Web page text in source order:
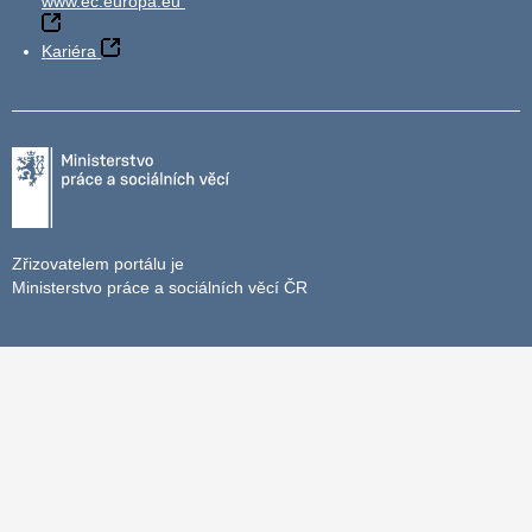
Kariéra
Zřizovatelem portálu je
Ministerstvo práce a sociálních věcí ČR